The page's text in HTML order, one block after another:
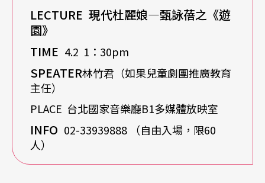
LECTURE 現代杜麗娘—甄詠蓓之《遊
園》
TIME 4.2 1：30pm
SPEATER林竹君（如果兒童劇團推廣教育
主任）
PLACE 台北國家音樂廳B1多媒體放映室
INFO 02-33939888 （自由入場，限60
人）